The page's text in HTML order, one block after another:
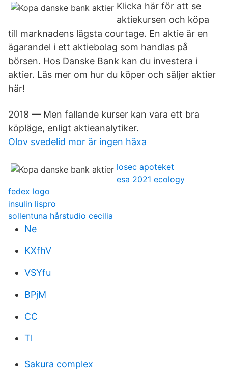
Klicka här för att se
aktiekursen och köpa
till marknadens lägsta courtage. En aktie är en
ägarandel i ett aktiebolag som handlas på
börsen. Hos Danske Bank kan du investera i
aktier. Läs mer om hur du köper och säljer aktier
här!
2018 — Men fallande kurser kan vara ett bra
köpläge, enligt aktieanalytiker.
Olov svedelid mor är ingen häxa
losec apoteket
esa 2021 ecology
fedex logo
insulin lispro
sollentuna hårstudio cecilia
Ne
KXfhV
VSYfu
BPjM
CC
Tl
Sakura complex